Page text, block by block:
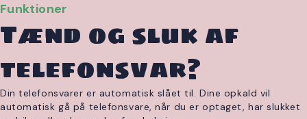
Funktioner
Tænd og sluk af
telefonsvar?
Din telefonsvarer er automatisk slået til. Dine opkald vil
automatisk gå på telefonsvare, når du er optaget, har slukket